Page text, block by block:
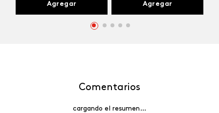
Agregar Agregar
Comentarios
cargando el resumen…